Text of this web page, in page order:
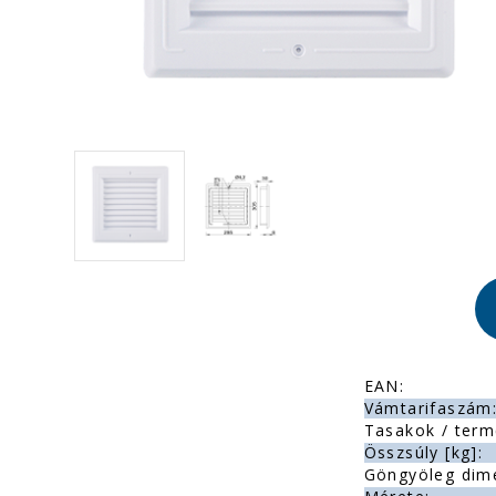
EAN:
Vámtarifaszám:
Tasakok /
Összsúly [kg]:
Göngyöleg